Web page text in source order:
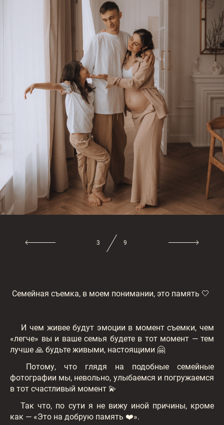
Семейная съемка, в моем понимании, это память 🤍
И чем живее будут эмоции в момент съемки, чем
«легче» вы и ваше семья будете в тот момент — тем
лучше 🙏 будьте живыми, настоящими 🤗
Потому, что глядя на подобные семейные
фотографии мы, невольно, улыбаемся и погружаемся
в тот счастливый момент 💫
Так что, по сути я не вижу иной причины, кроме
как — «Это на добрую память ❤️».
3 9